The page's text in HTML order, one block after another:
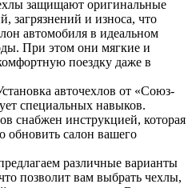
защищают оригинальные
загрязнений и износа, что
автомобиля в идеальном
При этом они мягкие и
поездку даже в
авточехлов от «Союз-
специальных навыков.
снабжен инструкцией, которая
обновить салон вашего
различные варианты
позволит вам выбрать чехлы,